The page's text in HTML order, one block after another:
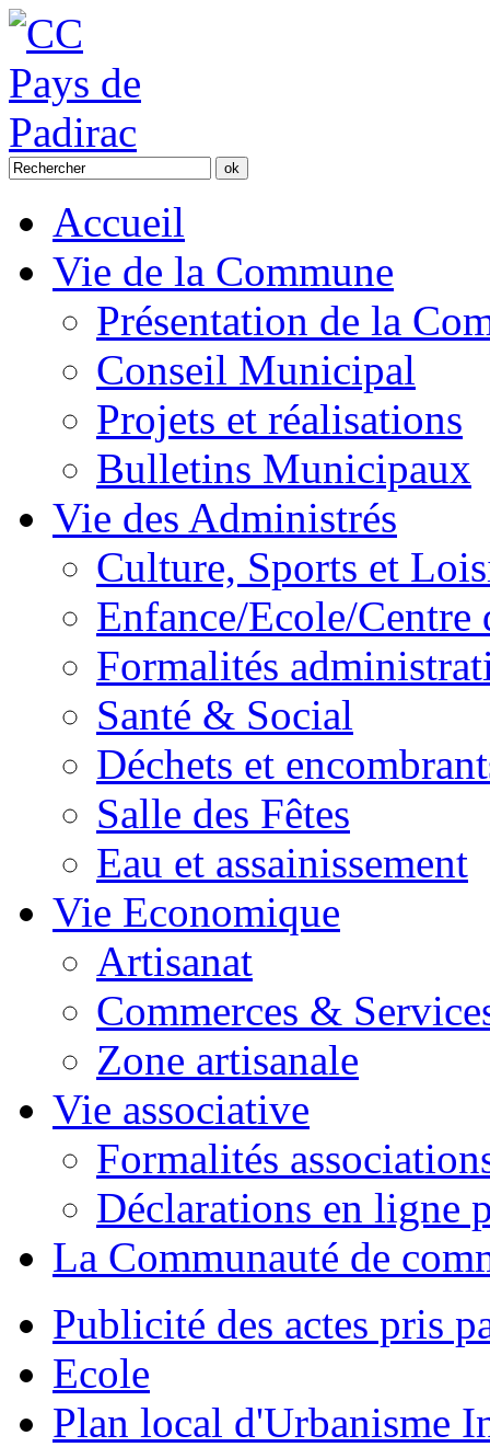
Accueil
Vie de la Commune
Présentation de la
Conseil Municipal
Projets et réalisations
Bulletins Municipaux
Vie des Administrés
Culture, Sports et
Enfance/Ecole/Centre
Formalités
Santé & Social
Déchets et
Salle des Fêtes
Eau et assainissement
Vie Economique
Artisanat
Commerces &
Zone artisanale
Vie associative
Formalités
Déclarations en ligne
La Communauté de
Publicité des actes pris
Ecole
Plan local d'Urbanisme